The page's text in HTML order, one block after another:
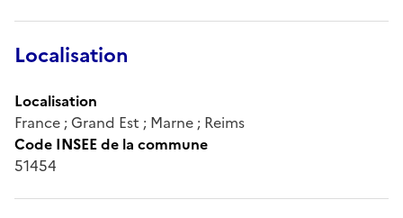
Localisation
Localisation
France ; Grand Est ; Marne ; Reims
Code INSEE de la commune
51454